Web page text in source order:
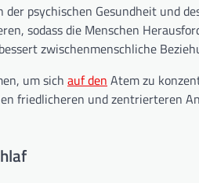
psychischen Gesundheit und
sodass die Menschen
zwischenmenschliche
um sich auf den Atem zu
friedlicheren und zentrierteren